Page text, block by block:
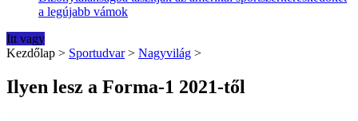
a legújabb vámok
Itt vagy
Kezdőlap > Sportudvar > Nagyvilág >
Ilyen lesz a Forma-1 2021-től